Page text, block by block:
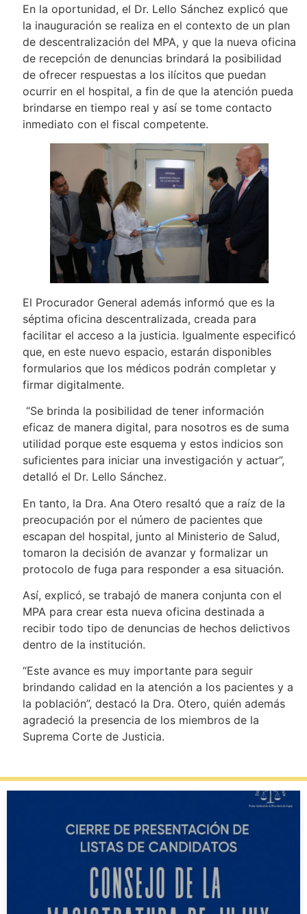
En la oportunidad, el Dr. Lello Sánchez explicó que
la inauguración se realiza en el contexto de un plan
de descentralización del MPA, y que la nueva oficina
de recepción de denuncias brindará la posibilidad
de ofrecer respuestas a los ilícitos que puedan
ocurrir en el hospital, a fin de que la atención pueda
brindarse en tiempo real y así se tome contacto
inmediato con el fiscal competente.
El Procurador General además informó que es la
séptima oficina descentralizada, creada para
facilitar el acceso a la justicia. Igualmente especificó
que, en este nuevo espacio, estarán disponibles
formularios que los médicos podrán completar y
firmar digitalmente.
“Se brinda la posibilidad de tener información
eficaz de manera digital, para nosotros es de suma
utilidad porque este esquema y estos indicios son
suficientes para iniciar una investigación y actuar”,
detalló el Dr. Lello Sánchez.
En tanto, la Dra. Ana Otero resaltó que a raíz de la
preocupación por el número de pacientes que
escapan del hospital, junto al Ministerio de Salud,
tomaron la decisión de avanzar y formalizar un
protocolo de fuga para responder a esa situación.
Así, explicó, se trabajó de manera conjunta con el
MPA para crear esta nueva oficina destinada a
recibir todo tipo de denuncias de hechos delictivos
dentro de la institución.
“Este avance es muy importante para seguir
brindando calidad en la atención a los pacientes y a
la población”, destacó la Dra. Otero, quién además
agradeció la presencia de los miembros de la
Suprema Corte de Justicia.